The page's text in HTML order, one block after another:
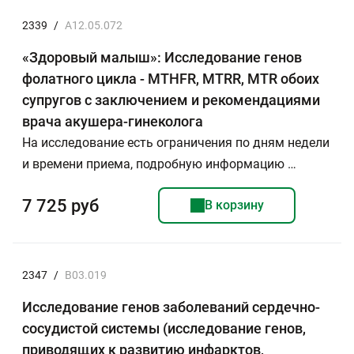
2339 / A12.05.072
«Здоровый малыш»: Исследование генов
фолатного цикла - MTHFR, MTRR, MTR обоих
супругов с заключением и рекомендациями
врача акушера-гинеколога
На исследование есть ограничения по дням недели
и времени приема, подробную информацию …
7 725 руб В корзину
2347 / В03.019
Исследование генов заболеваний сердечно-
сосудистой системы (исследование генов,
приводящих к развитию инфарктов,